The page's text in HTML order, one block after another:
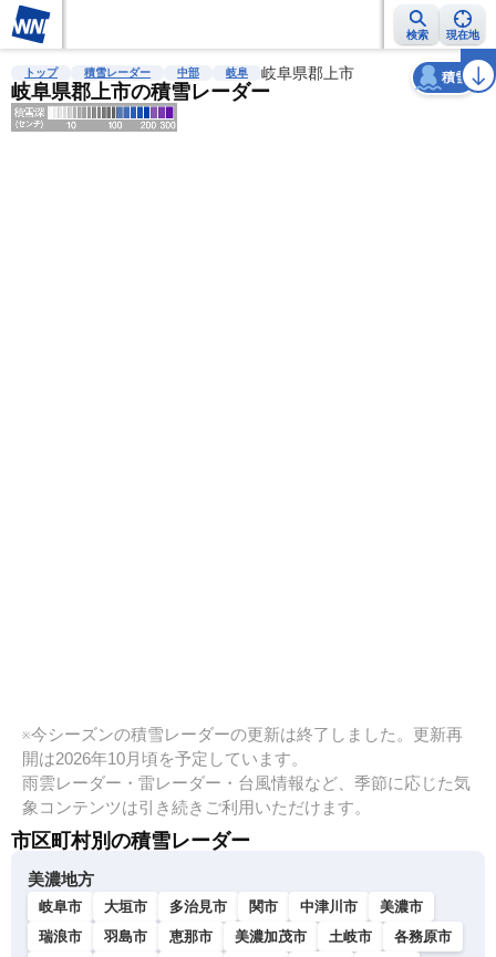
検索 現在地
雨雲レーダー 台風情報 地震情報 警報・注意報 2週間天気 ラ
トップ 積雪レーダー 中部 岐阜 岐阜県郡上市
岐阜県郡上市の積雪レーダー
積雪
天気 台風
※今シーズンの積雪レーダーの更新は終了しました。更新再
開は2026年10月頃を予定しています。
雨雲レーダー・雷レーダー・台風情報など、季節に応じた気
象コンテンツは引き続きご利用いただけます。
市区町村別の積雪レーダー
美濃地方
岐阜市 大垣市 多治見市 関市 中津川市
美濃市
瑞浪市
羽島市 恵那市 美濃加茂市 土岐市
各務原市